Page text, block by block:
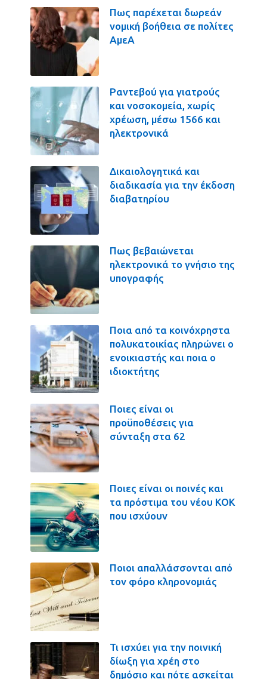
Πως παρέχεται δωρεάν
νομική βοήθεια σε πολίτες
ΑμεΑ
Ραντεβού για γιατρούς
και νοσοκομεία, χωρίς
χρέωση, μέσω 1566 και
ηλεκτρονικά
Δικαιολογητικά και
διαδικασία για την έκδοση
διαβατηρίου
Πως βεβαιώνεται
ηλεκτρονικά το γνήσιο της
υπογραφής
Ποια από τα κοινόχρηστα
πολυκατοικίας πληρώνει ο
ενοικιαστής και ποια ο
ιδιοκτήτης
Ποιες είναι οι
προϋποθέσεις για
σύνταξη στα 62
Ποιες είναι οι ποινές και
τα πρόστιμα του νέου ΚΟΚ
που ισχύουν
Ποιοι απαλλάσσονται από
τον φόρο κληρονομιάς
Τι ισχύει για την ποινική
δίωξη για χρέη στο
δημόσιο και πότε ασκείται